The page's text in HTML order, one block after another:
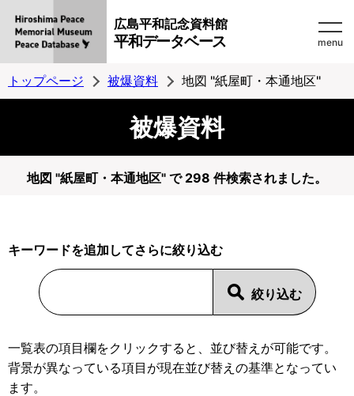
広島平和記念資料館
平和データベース menu
トップページ 被爆資料 地図 "紙屋町・本通地区"
被爆資料
地図 "紙屋町・本通地区" で 298 件検索されました。
キーワードを追加してさらに絞り込む
一覧表の項目欄をクリックすると、並び替えが可能です。
背景が異なっている項目が現在並び替えの基準となってい
ます。